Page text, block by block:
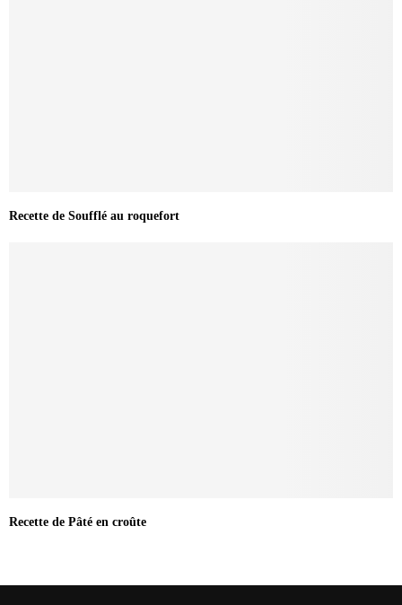
Recette de Soufflé au roquefort
Recette de Pâté en croûte